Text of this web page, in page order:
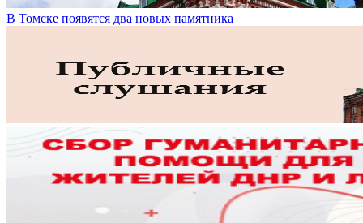
В Томске появятся два новых памятника